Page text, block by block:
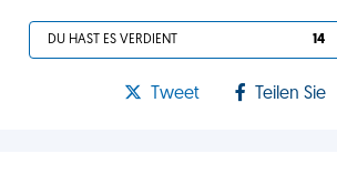
DU HAST ES VERDIENT 14
Tweet Teilen Sie